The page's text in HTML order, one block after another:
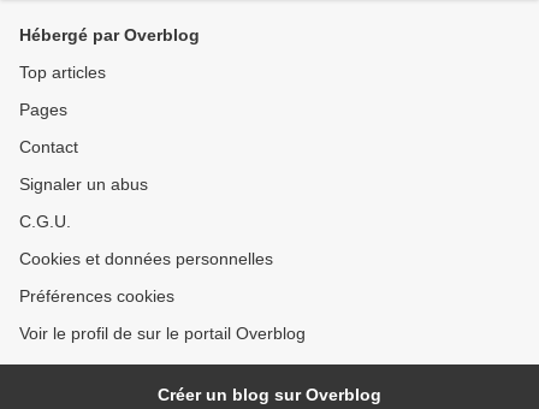
Hébergé par Overblog
Top articles
Pages
Contact
Signaler un abus
C.G.U.
Cookies et données personnelles
Préférences cookies
Voir le profil de sur le portail Overblog
Créer un blog sur Overblog